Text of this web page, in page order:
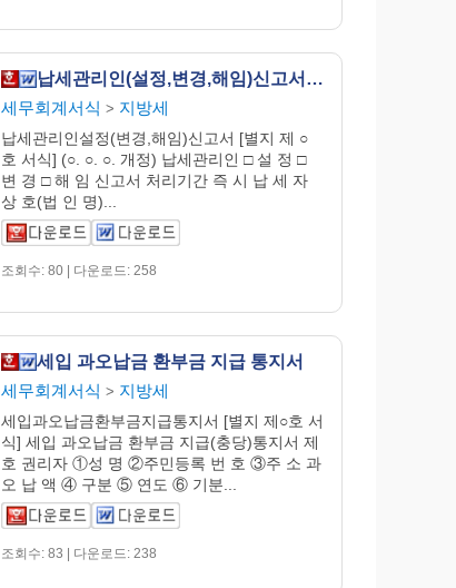
납세관리인(설정,변경,해임)신고서 (1)
세무회계서식 > 지방세
납세관리인설정(변경,해임)신고서 [별지 제 ○
호 서식] (○. ○. ○. 개정) 납세관리인 □ 설 정 □
변 경 □ 해 임 신고서 처리기간 즉 시 납 세 자
상 호(법 인 명)...
조회수: 80 | 다운로드: 258
세입 과오납금 환부금 지급 통지서
세무회계서식 > 지방세
세입과오납금환부금지급통지서 [별지 제○호 서
식] 세입 과오납금 환부금 지급(충당)통지서 제
호 권리자 ①성 명 ②주민등록 번 호 ③주 소 과
오 납 액 ④ 구분 ⑤ 연도 ⑥ 기분...
조회수: 83 | 다운로드: 238